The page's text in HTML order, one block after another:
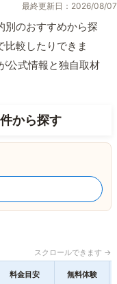
最終更新日：2026/08/07
別のおすすめから探
比較したりできま
公式情報と独自取材
から探す
スクロールできます →
料金目安 無料体験